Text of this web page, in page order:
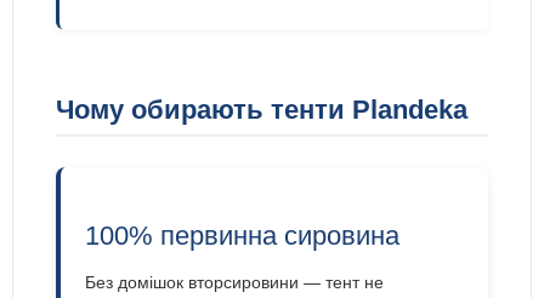
Чому обирають тенти Plandeka
100% первинна сировина
Без домішок вторсировини — тент не